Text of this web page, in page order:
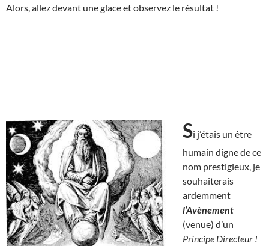
Alors, allez devant une glace et observez le résultat !
Si j’étais un être
humain digne de ce
nom prestigieux, je
souhaiterais
ardemment
l’Avènement
(venue) d’un
Principe Directeur !